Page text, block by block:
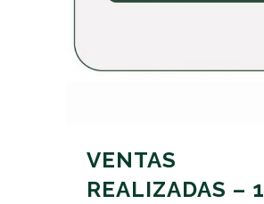
VENTAS
REALIZADAS – 1